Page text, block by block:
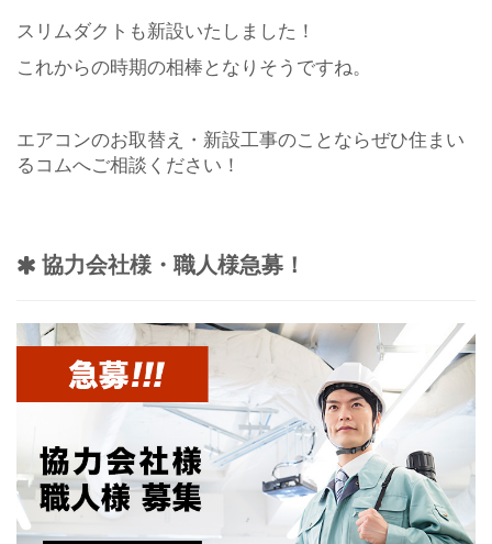
スリムダクトも新設いたしました！
これからの時期の相棒となりそうですね。
エアコンのお取替え・新設工事のことならぜひ住まい
るコムへご相談ください！
協力会社様・職人様急募！